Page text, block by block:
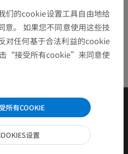
们的cookie设置工具自由地给
意。 如果您不同意使用这些技
对任何基于合法利益的cookie
“接受所有cookie”来同意使
所有COOKIE
设置